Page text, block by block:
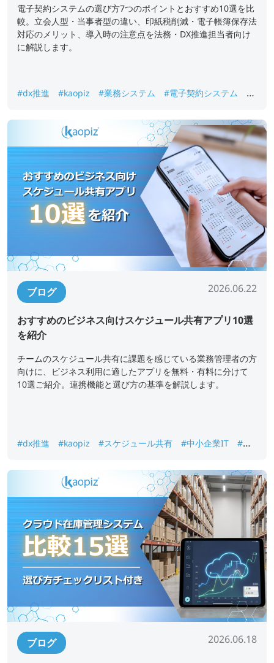
電子契約システムの選び方7つのポイントとおすすめ10選を比
較。立会人型・当事者型の違い、印紙税削減・電子帳簿保存法
対応のメリット、導入時の注意点を法務・DX推進担当者向け
に解説します。
#dx推進 #kaopiz #業務システム #電子契約システム
#
ブログ 2026.06.22
おすすめのビジネス向けスケジュール共有アプリ10選
を紹介
チームのスケジュール共有に課題を感じている業務管理者の方
向けに、ビジネス利用に適したアプリを無料・有料に分けて
10選ご紹介。連携機能と選び方の基準を解説します。
#dx推進 #kaopiz #スケジュール共有 #中小企業IT
#業
ブログ 2026.06.18